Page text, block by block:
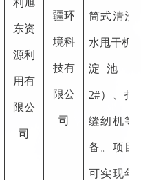
东资
源利
用有
限公
司
疆环
境科
技有
限公
司
筒式清洗
水甩干机
淀池
2#）、打
缝纫机等
备。项目
可实现年